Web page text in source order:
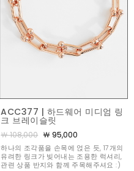
ACC377 | 하드웨어 미디엄 링
크 브레이슬릿
￦ 108,000 ￦ 95,000
하나의 조각품을 손목에 얹은 듯, 17개의
유려한 링크가 빚어내는 조용한 럭셔리,
관련 상품 반지와 함께 주목해주셔요 :)